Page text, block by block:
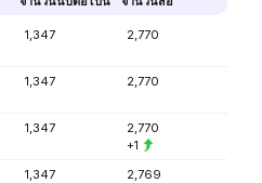
1,347 2,770
1,347 2,770
1,347
2,770
+1
1,347 2,769